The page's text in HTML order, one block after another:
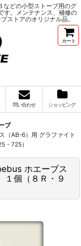
などの小型ストーブ用のグ
す。メンテナンス、補修の
ストアのオリジナル品。
カート
問い合わせ ショッピング
ブ
（AB-6）用 グラファイト
・725）
ホエーブス
個（８Ｒ・９